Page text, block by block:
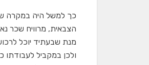
מנת שבעתיד יוכל
ולכן במקביל